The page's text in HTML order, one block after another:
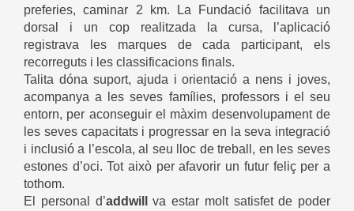
preferies, caminar 2 km. La Fundació facilitava un
dorsal i un cop realitzada la cursa, l’aplicació
registrava les marques de cada participant, els
recorreguts i les classificacions finals.
Talita dóna suport, ajuda i orientació a nens i joves,
acompanya a les seves famílies, professors i el seu
entorn, per aconseguir el màxim desenvolupament de
les seves capacitats i progressar en la seva integració
i inclusió a l’escola, al seu lloc de treball, en les seves
estones d’oci. Tot això per afavorir un futur feliç per a
tothom.
El personal d’addwill
va estar molt satisfet de poder